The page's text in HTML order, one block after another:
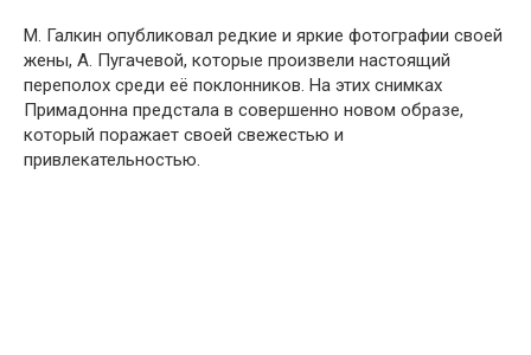
М. Галкин опубликовал редкие и яркие фотографии своей
жены, А. Пугачевой, которые произвели настоящий
переполох среди её поклонников. На этих снимках
Примадонна предстала в совершенно новом образе,
который поражает своей свежестью и
привлекательностью.